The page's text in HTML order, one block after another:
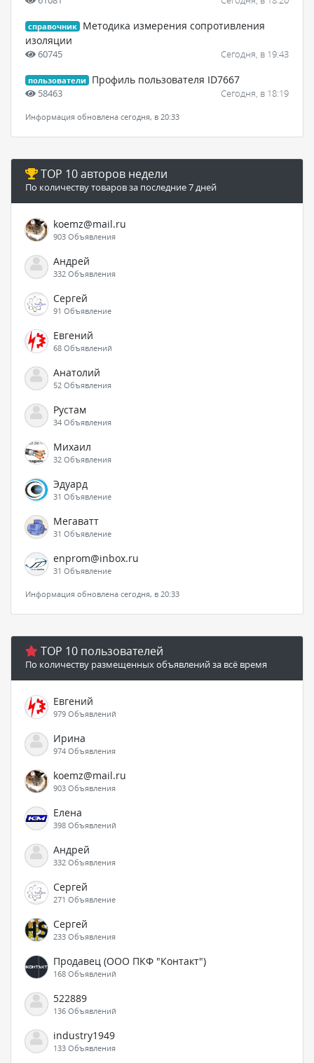
справочник
Методика измерения сопротивления
изоляции
60745 Сегодня, в 19:43
пользователи Профиль пользователя ID7667
58463 Сегодня, в 18:19
Информация обновлена сегодня, в 20:33
TOP 10 авторов недели
По количеству товаров за последние 7 дней
koemz@mail.ru
903 Объявления
Андрей
332 Объявления
Сергей
91 Объявление
Евгений
68 Объявлений
Анатолий
52 Объявления
Рустам
34 Объявления
Михаил
32 Объявления
Эдуард
31 Объявление
Мегаватт
31 Объявление
enprom@inbox.ru
31 Объявление
Информация обновлена сегодня, в 20:33
TOP 10 пользователей
По количеству размещенных объявлений за всё время
Евгений
979 Объявлений
Ирина
974 Объявления
koemz@mail.ru
903 Объявления
Елена
398 Объявлений
Андрей
332 Объявления
Сергей
271 Объявление
Сергей
233 Объявления
Продавец (ООО ПКФ "Контакт")
168 Объявлений
522889
136 Объявлений
industry1949
133 Объявления